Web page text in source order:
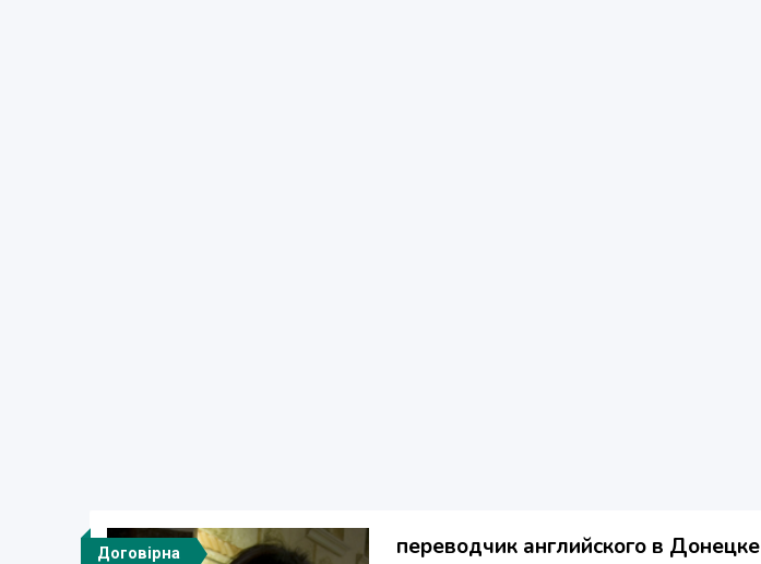
Договірна переводчик английского в Донецке